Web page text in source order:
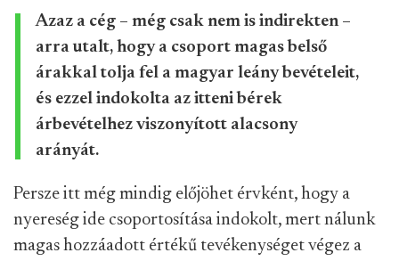
Azaz a cég – még csak nem is indirekten –
arra utalt, hogy a csoport magas belső
árakkal tolja fel a magyar leány bevételeit,
és ezzel indokolta az itteni bérek
árbevételhez viszonyított alacsony
arányát.
Persze itt még mindig előjöhet érvként, hogy a
nyereség ide csoportosítása indokolt, mert nálunk
magas hozzáadott értékű tevékenységet végez a